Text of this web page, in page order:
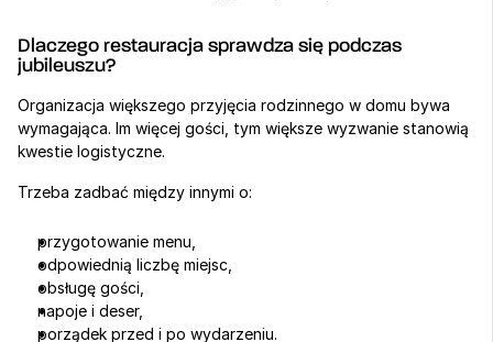
Dlaczego restauracja sprawdza się podczas
jubileuszu?
Organizacja większego przyjęcia rodzinnego w domu bywa
wymagająca. Im więcej gości, tym większe wyzwanie stanowią
kwestie logistyczne.
Trzeba zadbać między innymi o:
przygotowanie menu,
odpowiednią liczbę miejsc,
obsługę gości,
napoje i deser,
porządek przed i po wydarzeniu.